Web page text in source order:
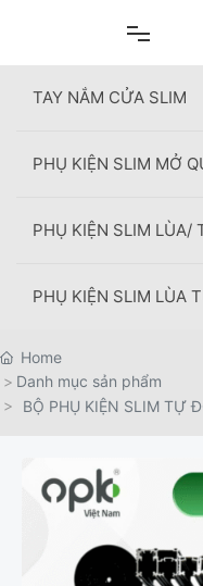
TAY NẮM CỬA SLIM
PHỤ KIỆN SLIM MỞ
PHỤ KIỆN SLIM LÙA/
PHỤ KIỆN SLIM LÙA
Home
Danh mục sản phẩm
BỘ PHỤ KIỆN SLIM TỰ